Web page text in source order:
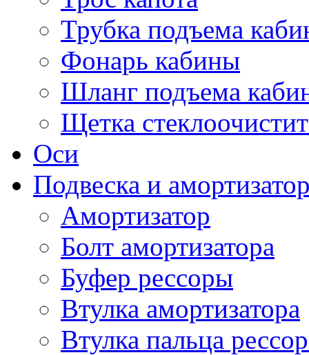
Трубка подъема
Фонарь кабины
Шланг подъема
Щетка
Оси
Подвеска и
Амортизатор
Болт амортизатора
Буфер рессоры
Втулка амортизатора
Втулка пальца